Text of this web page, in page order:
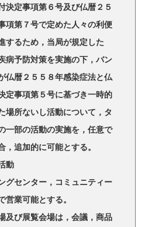
決定事項第６号及び仏暦２５
項第７号で定めた人々の利便
するため，当局が規定した
病予防対策を実施の下，バン
仏暦２５５８年感染症法と仏
定事項第５号に基づき一時的
場所ないし活動について，タ
一部の活動の実施を，任意で
，追加的に可能とする。
動
グセンター，コミュニティー
営業可能とする。
及び展覧会場は，会議，商品